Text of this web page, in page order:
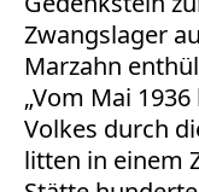
Zwangslager
Marzahn
„Vom Mai
Volkes durch
litten in einem